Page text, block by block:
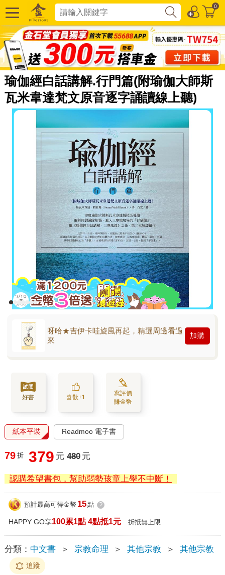
0
瑜伽經白話講解.行門篇(附瑜伽大師斯
瓦米韋達梵文原音逐字誦讀線上聽)
呀哈★吉伊卡哇旋風再起，精選周邊看過
來
加購
好書 喜歡+1
寫評價
賺金幣
紙本平裝 Readmoo 電子書
79 折 379 元 480 元
認購希望書包，幫助弱勢孩童上學不中斷！
預計最高可得金幣 15點 ?
HAPPY GO享100累1點 4點抵1元 折抵無上限
分類： 中文書 ＞ 宗教命理 ＞ 其他宗教 ＞ 其他宗教
追蹤